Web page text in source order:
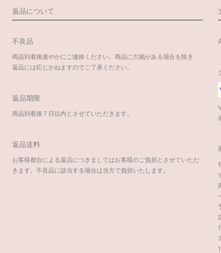
返品について
不良品
商品到着後速やかにご連絡ください。商品に欠陥がある場合を除き、
返品には応じかねますのでご了承ください。
返品期限
商品到着後７日以内とさせていただきます。
返品送料
お客様都合による返品につきましてはお客様のご負担とさせていただ
きます。不良品に該当する場合は当方で負担いたします。